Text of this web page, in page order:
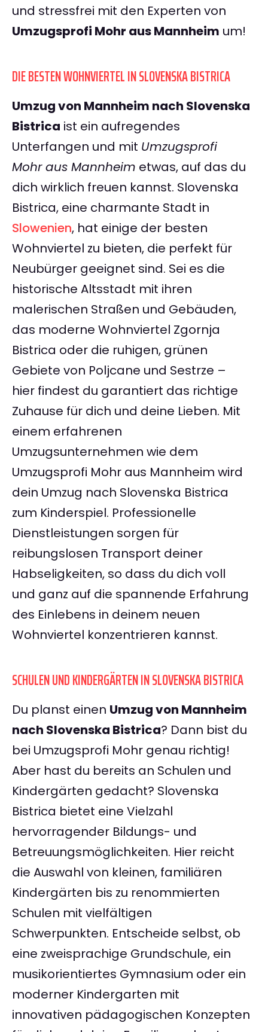
und stressfrei mit den Experten von
Umzugsprofi Mohr aus Mannheim um!
DIE BESTEN WOHNVIERTEL IN SLOVENSKA BISTRICA
Umzug von Mannheim nach Slovenska
Bistrica ist ein aufregendes
Unterfangen und mit Umzugsprofi
Mohr aus Mannheim etwas, auf das du
dich wirklich freuen kannst. Slovenska
Bistrica, eine charmante Stadt in
Slowenien, hat einige der besten
Wohnviertel zu bieten, die perfekt für
Neubürger geeignet sind. Sei es die
historische Altsstadt mit ihren
malerischen Straßen und Gebäuden,
das moderne Wohnviertel Zgornja
Bistrica oder die ruhigen, grünen
Gebiete von Poljcane und Sestrze –
hier findest du garantiert das richtige
Zuhause für dich und deine Lieben. Mit
einem erfahrenen
Umzugsunternehmen wie dem
Umzugsprofi Mohr aus Mannheim wird
dein Umzug nach Slovenska Bistrica
zum Kinderspiel. Professionelle
Dienstleistungen sorgen für
reibungslosen Transport deiner
Habseligkeiten, so dass du dich voll
und ganz auf die spannende Erfahrung
des Einlebens in deinem neuen
Wohnviertel konzentrieren kannst.
SCHULEN UND KINDERGÄRTEN IN SLOVENSKA BISTRICA
Du planst einen Umzug von Mannheim
nach Slovenska Bistrica? Dann bist du
bei Umzugsprofi Mohr genau richtig!
Aber hast du bereits an Schulen und
Kindergärten gedacht? Slovenska
Bistrica bietet eine Vielzahl
hervorragender Bildungs- und
Betreuungsmöglichkeiten. Hier reicht
die Auswahl von kleinen, familiären
Kindergärten bis zu renommierten
Schulen mit vielfältigen
Schwerpunkten. Entscheide selbst, ob
eine zweisprachige Grundschule, ein
musikorientiertes Gymnasium oder ein
moderner Kindergarten mit
innovativen pädagogischen Konzepten